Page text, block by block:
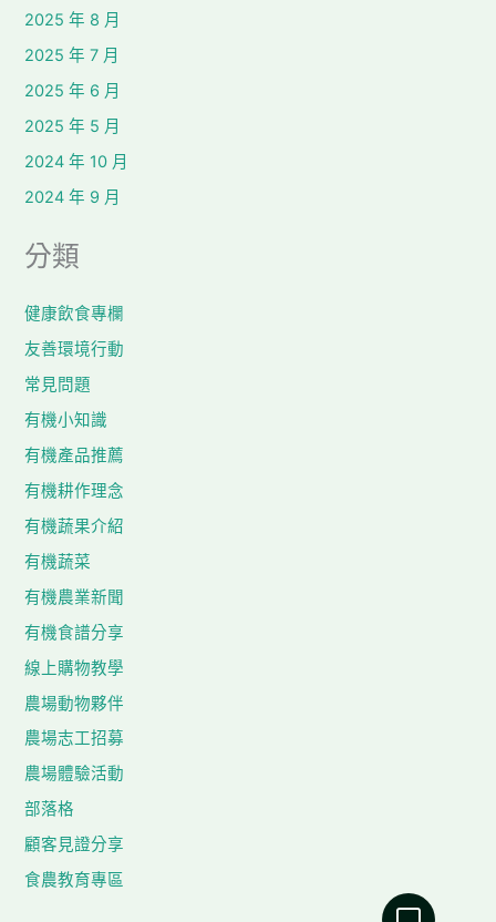
2025 年 8 月
2025 年 7 月
2025 年 6 月
2025 年 5 月
2024 年 10 月
2024 年 9 月
分類
健康飲食專欄
友善環境行動
常見問題
有機小知識
有機產品推薦
有機耕作理念
有機蔬果介紹
有機蔬菜
有機農業新聞
有機食譜分享
線上購物教學
農場動物夥伴
農場志工招募
農場體驗活動
部落格
顧客見證分享
食農教育專區